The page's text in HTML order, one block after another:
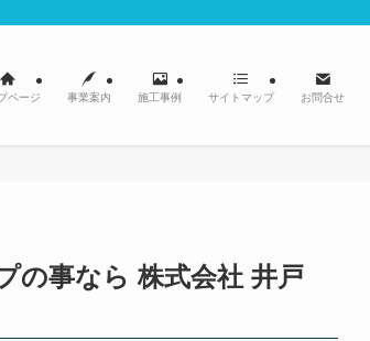
ページ 事業案内 施工事例 サイトマップ お問合せ
の事なら 株式会社 井戸